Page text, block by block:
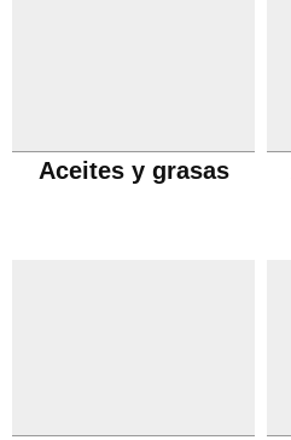
Aceites y grasas